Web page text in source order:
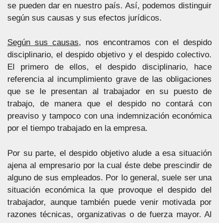
se pueden dar en nuestro país. Así, podemos distinguir
según sus causas y sus efectos jurídicos.
Según sus causas, nos encontramos con el despido
disciplinario, el despido objetivo y el despido colectivo.
El primero de ellos, el despido disciplinario, hace
referencia al incumplimiento grave de las obligaciones
que se le presentan al trabajador en su puesto de
trabajo, de manera que el despido no contará con
preaviso y tampoco con una indemnización económica
por el tiempo trabajado en la empresa.
Por su parte, el despido objetivo alude a esa situación
ajena al empresario por la cual éste debe prescindir de
alguno de sus empleados. Por lo general, suele ser una
situación económica la que provoque el despido del
trabajador, aunque también puede venir motivada por
razones técnicas, organizativas o de fuerza mayor. Al